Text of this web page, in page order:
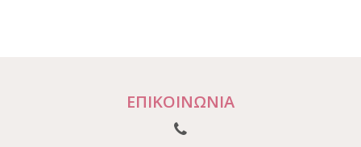
ΕΠΙΚΟΙΝΩΝΙΑ